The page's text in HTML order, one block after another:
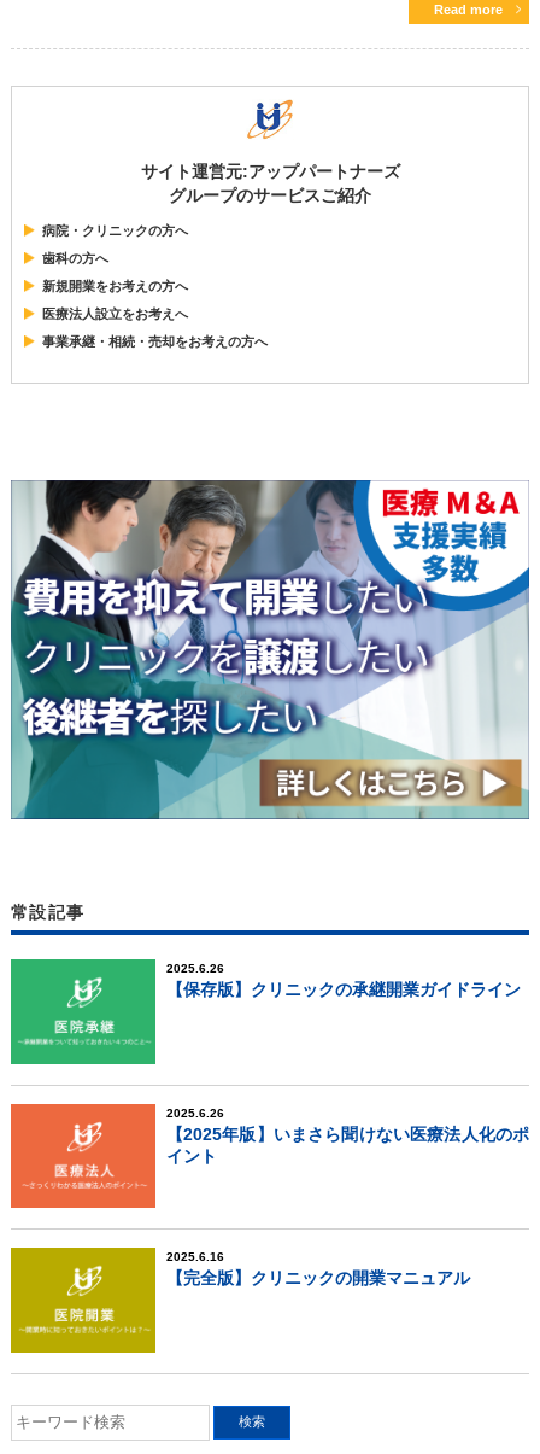
Read more
サイト運営元:アップパートナーズ
グループのサービスご紹介
病院・クリニックの方へ
歯科の方へ
新規開業をお考えの方へ
医療法人設立をお考えへ
事業承継・相続・売却をお考えの方へ
常設記事
2025.6.26
【保存版】クリニックの承継開業ガイドライン
2025.6.26
【2025年版】いまさら聞けない医療法人化のポ
イント
2025.6.16
【完全版】クリニックの開業マニュアル